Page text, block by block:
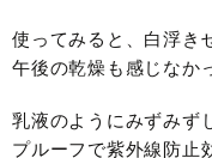
使ってみると、白浮き
午後の乾燥も感じなか
乳液のようにみずみず
プルーフで紫外線防止